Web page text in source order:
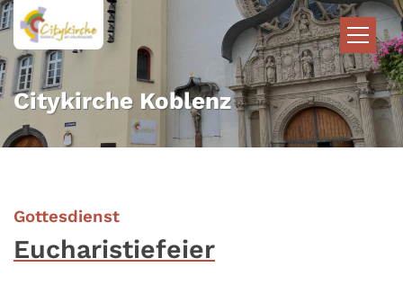
Zum Inhalt springen
Citykirche Koblenz
Gottesdienst:
Eucharistiefeier